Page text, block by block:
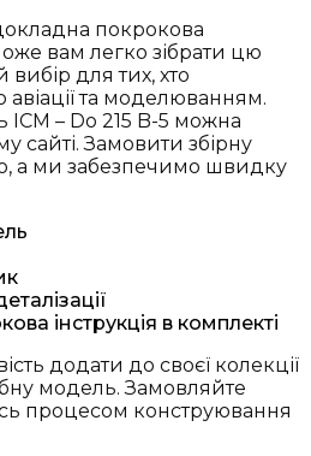
покрокова
вам легко зібрати цю
для тих, хто
авіації та моделюванням.
ICM – Do 215 B-5 можна
сайті. Замовити збірну
а ми забезпечимо швидку
інструкція в комплекті
додати до своєї колекції
модель. Замовляйте
процесом конструювання